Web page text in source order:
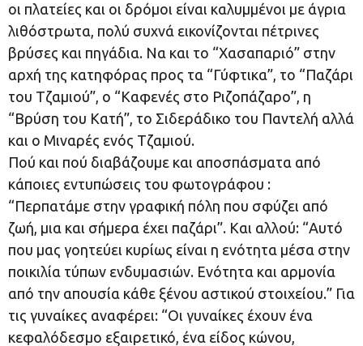
οι πλατείες και οι δρόμοι είναι καλυμμένοι με άγρια
λιθόστρωτα, πολύ συχνά εικονίζονται πέτρινες
βρύσες και πηγάδια. Να και το “Χασαπαριό” στην
αρχή της κατηφόρας προς τα “Γύφτικα”, το “Παζάρι
του Τζαμιού”, ο “Καφενές στο Ριζοπάζαρο”, η
“Βρύση του Κατή”, το Σιδεράδικο του Παντελή αλλά
και ο Μιναρές ενός Τζαμιού.
Πού και πού διαβάζουμε και αποσπάσματα από
κάποιες εντυπώσεις του φωτογράφου :
“Περπατάμε στην γραφική πόλη που σφύζει από
ζωή, μια και σήμερα έχει παζάρι”. Και αλλού: “Αυτό
που μας γοητεύει κυρίως είναι η ενότητα μέσα στην
ποικιλία τύπων ενδυμασιών. Ενότητα και αρμονία
από την απουσία κάθε ξένου αστικού στοιχείου.” Για
τις γυναίκες αναφέρει: “Οι γυναίκες έχουν ένα
κεφαλόδεσμο εξαιρετικό, ένα είδος κώνου,